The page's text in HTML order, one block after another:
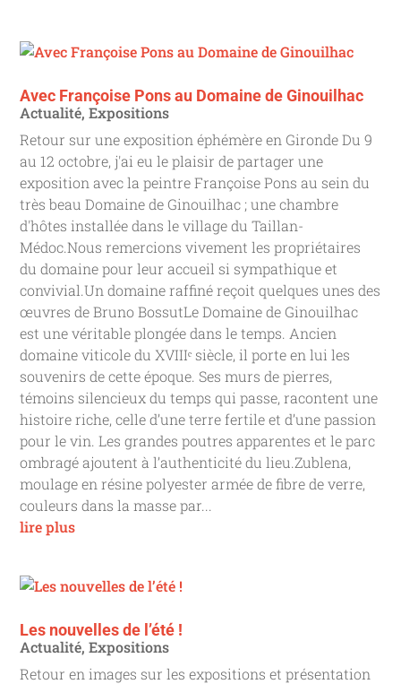
Avec Françoise Pons au Domaine de Ginouilhac
Actualité,Expositions
Retour sur une exposition éphémère en Gironde Du 9
au 12 octobre, j'ai eu le plaisir de partager une
exposition avec la peintre Françoise Pons au sein du
très beau Domaine de Ginouilhac ; une chambre
d'hôtes installée dans le village du Taillan-
Médoc.Nous remercions vivement les propriétaires
du domaine pour leur accueil si sympathique et
convivial.Un domaine raffiné reçoit quelques unes des
œuvres de Bruno BossutLe Domaine de Ginouilhac
est une véritable plongée dans le temps. Ancien
domaine viticole du XVIIIᵉ siècle, il porte en lui les
souvenirs de cette époque. Ses murs de pierres,
témoins silencieux du temps qui passe, racontent une
histoire riche, celle d’une terre fertile et d’une passion
pour le vin. Les grandes poutres apparentes et le parc
ombragé ajoutent à l’authenticité du lieu.Zublena,
moulage en résine polyester armée de fibre de verre,
couleurs dans la masse par...
lire plus
Les nouvelles de l’été !
Actualité,Expositions
Retour en images sur les expositions et présentation